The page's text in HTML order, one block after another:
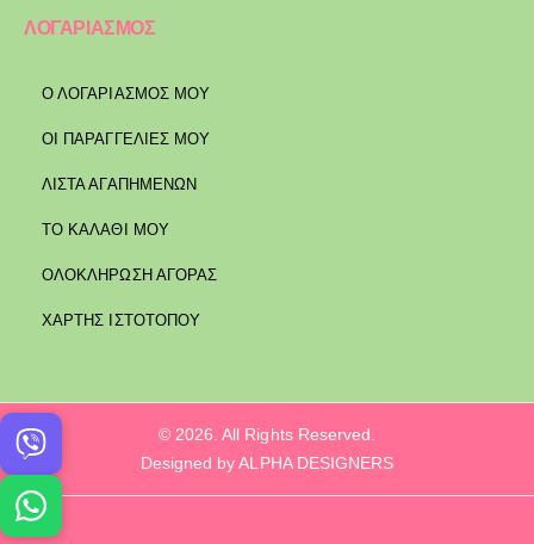
ΛΟΓΑΡΙΑΣΜΟΣ
Ο ΛΟΓΑΡΙΑΣΜΟΣ ΜΟΥ
ΟΙ ΠΑΡΑΓΓΕΛΙΕΣ ΜΟΥ
ΛΙΣΤΑ ΑΓΑΠΗΜΕΝΩΝ
ΤΟ ΚΑΛΑΘΙ ΜΟΥ
ΟΛΟΚΛΗΡΩΣΗ ΑΓΟΡΑΣ
ΧΑΡΤΗΣ ΙΣΤΟΤΟΠΟΥ
© 2026. All Rights Reserved.
Designed by ALPHA DESIGNERS